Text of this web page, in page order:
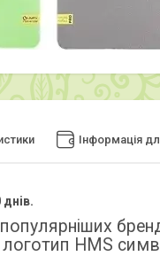
Інформація
HMS